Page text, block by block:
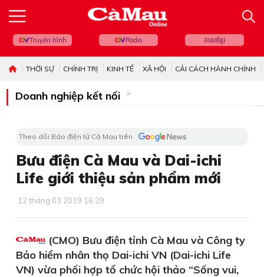
Truyền hình Radio ភាសាខ្មែរ
THỜI SỰ CHÍNH TRỊ KINH TẾ XÃ HỘI CẢI CÁCH HÀNH CHÍNH
Doanh nghiệp kết nối
Theo dõi Báo điện tử Cà Mau trên
Bưu điện Cà Mau và Dai-ichi
Life giới thiệu sản phẩm mới
12 tháng 03 2019 16:29
(CMO) Bưu điện tỉnh Cà Mau và Công ty
Bảo hiểm nhân thọ Dai-ichi VN (Dai-ichi Life
VN) vừa phối hợp tổ chức hội thảo “Sống vui,